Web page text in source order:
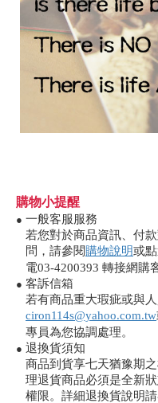
購物小提醒
● 一般客服服務
若您對於商品資訊、付
問，請參閱購物說明或
電03-4200393 轉接網購
● 客訴信箱
若有商品重大瑕疵或與
ciron114s@yahoo.com.tw
專員為您協調處理。
● 退換貨須知
商品到貨享七天猶豫期
理退貨商品必須是全新
權限。詳細退換貨說明